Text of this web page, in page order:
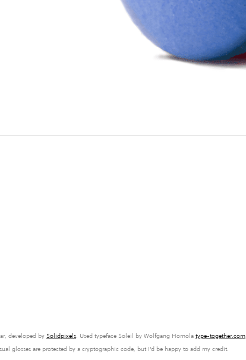
developed by Solidpixels. Used typeface Soleil by Wolfgang Homola type-together.com
glosses are protected by a cryptographic code, but I'd be happy to add my credit.